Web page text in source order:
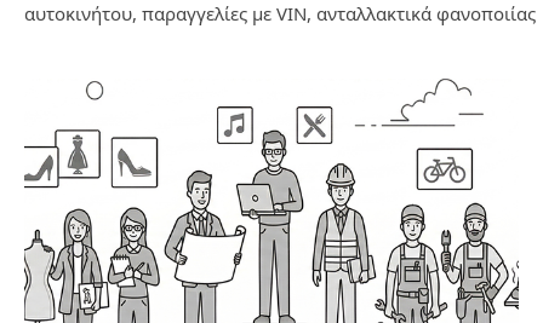
αυτοκινήτου, παραγγελίες με VIN, ανταλλακτικά φανοποιίας